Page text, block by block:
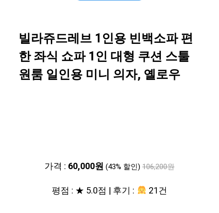
빌라쥬드레브 1인용 빈백소파 편
한 좌식 쇼파 1인 대형 쿠션 스툴
원룸 일인용 미니 의자, 옐로우
가격 : 60,000원 (43% 할인) 106,200원
평점 : ★ 5.0점 | 후기 : 21건